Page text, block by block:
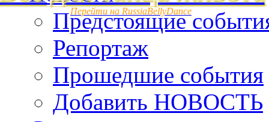
Перейти на RussiaBellyDance
Предстоящие
Репортаж
Прошедшие события
Добавить НОВОСТЬ